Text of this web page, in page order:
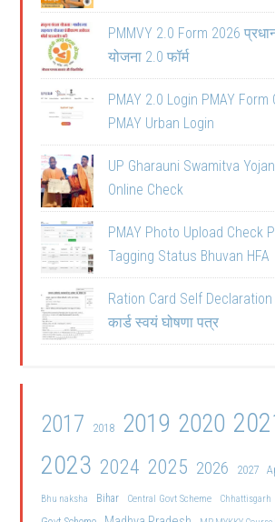
PMMVY 2.0 Form 2026
योजना 2.0 फॉर्म
PMAY 2.0 Login PMAY
PMAY Urban Login
UP Gharauni Swamitva
Online Check
PMAY Photo Upload Check
Tagging Status Bhuvan HFA
Ration Card Self
कार्ड स्वयं घोषणा पत्र
2017 2018 2019 2020
2023 2024 2025 2026 2027
Bhu naksha Bihar Central Govt Scheme Chhattisgarh